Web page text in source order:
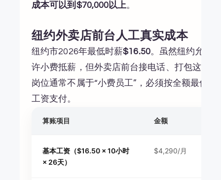
成本可以到$70,000以上。
纽约外卖店前台人工真实成本
纽约市2026年最低时薪$16.50。虽然纽约允
许小费抵薪，但外卖店前台接电话、打包这些
岗位通常不属于“小费员工”，必须按全额最低
工资支付。
算账项目 金额
基本工资（$16.50 × 10小时
× 26天）
$4,290/月